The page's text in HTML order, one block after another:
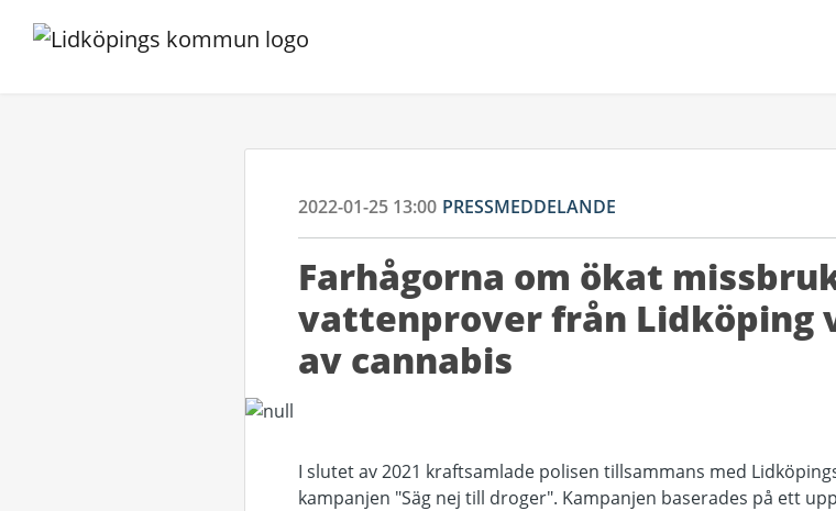
2022-01-25 13:00 PRESSMEDDELANDE
Farhågorna om ökat
vattenprover från Lidköping
av cannabis
I slutet av 2021 kraftsamlade polisen tillsammans med
kampanjen "Säg nej till droger". Kampanjen baserades på ett